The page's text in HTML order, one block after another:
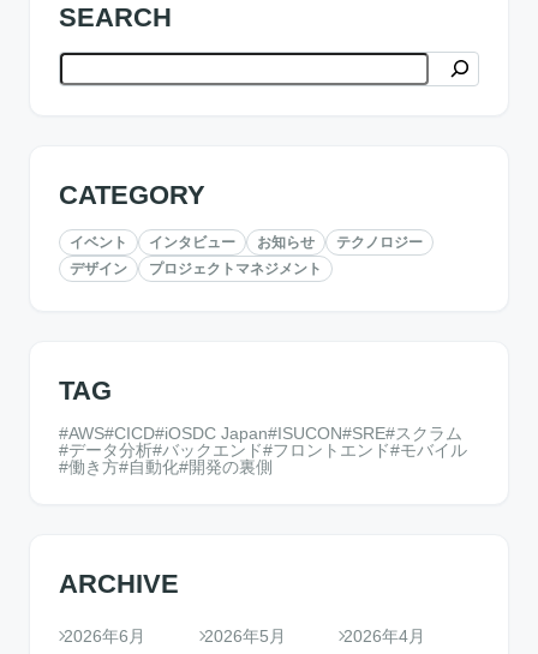
SEARCH
検索
CATEGORY
イベント インタビュー お知らせ
テクノロジー
デザイン
プロジェクトマネジメント
TAG
AWS CICD iOSDC Japan ISUCON SRE
スクラム
データ分析 バックエンド フロントエンド
モバイル
働き方
自動化 開発の裏側
ARCHIVE
2026年6月 2026年5月
2026年4月